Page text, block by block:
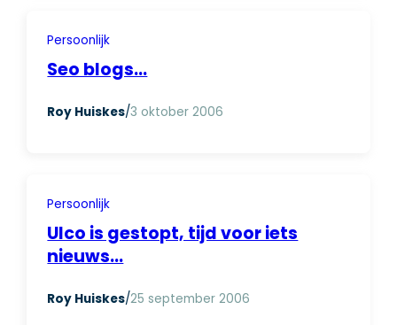
Persoonlijk
Seo blogs…
Roy Huiskes/3 oktober 2006
Persoonlijk
Ulco is gestopt, tijd voor iets
nieuws…
Roy Huiskes/25 september 2006